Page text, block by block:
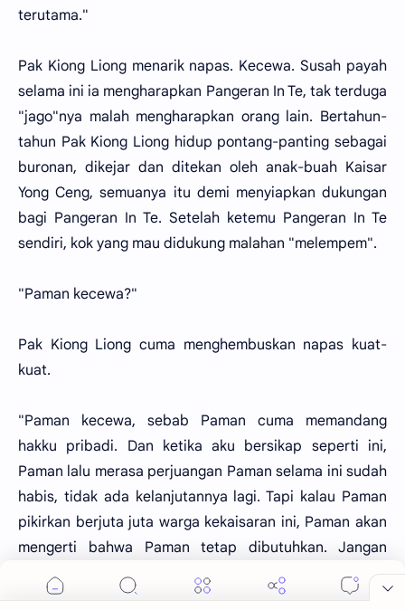
terutama."
Pak Kiong Liong menarik napas. Kecewa. Susah payah
selama ini ia mengharapkan Pangeran In Te, tak terduga
"jago"nya malah mengharapkan orang lain. Bertahun-
tahun Pak Kiong Liong hidup pontang-panting sebagai
buronan, dikejar dan ditekan oleh anak-buah Kaisar
Yong Ceng, semuanya itu demi menyiapkan dukungan
bagi Pangeran In Te. Setelah ketemu Pangeran In Te
sendiri, kok yang mau didukung malahan "melempem".
"Paman kecewa?"
Pak Kiong Liong cuma menghembuskan napas kuat-
kuat.
"Paman kecewa, sebab Paman cuma memandang
hakku pribadi. Dan ketika aku bersikap seperti ini,
Paman lalu merasa perjuangan Paman selama ini sudah
habis, tidak ada kelanjutannya lagi. Tapi kalau Paman
pikirkan berjuta juta warga kekaisaran ini, Paman akan
mengerti bahwa Paman tetap dibutuhkan. Jangan
memandang hanya kepada seorang In Te, Paman,
perhitungkan jutaan rakyat dan apa yang mereka